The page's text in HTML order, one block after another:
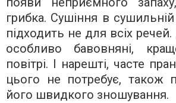
грибка. Сушіння в
підходить не для всіх
особливо бавовняні,
повітрі. І нарешті, часте
цього не потребує, також
його швидкого зношування.